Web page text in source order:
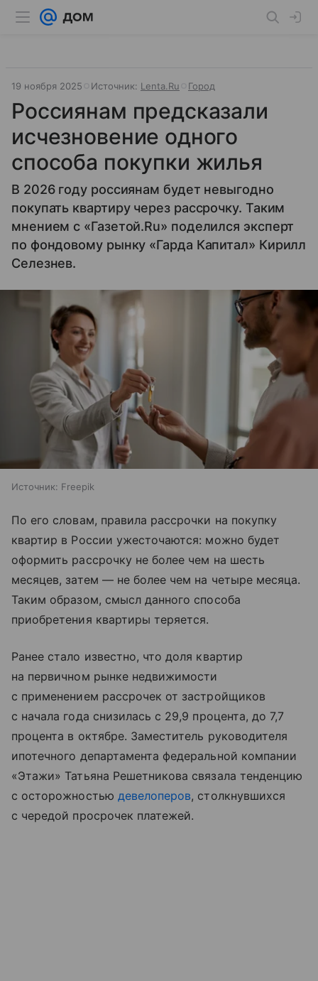
19 ноября 2025 Источник: Lenta.Ru Город
Россиянам предсказали
исчезновение одного
способа покупки жилья
В 2026 году россиянам будет невыгодно
покупать квартиру через рассрочку. Таким
мнением с «Газетой.Ru» поделился эксперт
по фондовому рынку «Гарда Капитал» Кирилл
Селезнев.
Источник: Freepik
По его словам, правила рассрочки на покупку
квартир в России ужесточаются: можно будет
оформить рассрочку не более чем на шесть
месяцев, затем — не более чем на четыре месяца.
Таким образом, смысл данного способа
приобретения квартиры теряется.
Ранее стало известно, что доля квартир
на первичном рынке недвижимости
с применением рассрочек от застройщиков
с начала года снизилась с 29,9 процента, до 7,7
процента в октябре. Заместитель руководителя
ипотечного департамента федеральной компании
«Этажи» Татьяна Решетникова связала тенденцию
с осторожностью девелоперов, столкнувшихся
с чередой просрочек платежей.